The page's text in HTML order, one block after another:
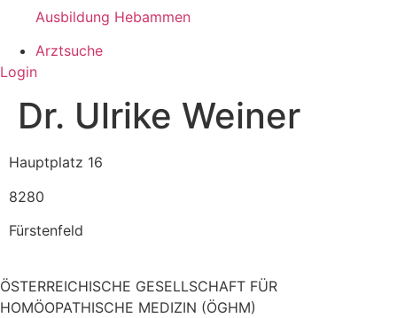
Ausbildung Hebammen
Arztsuche
Login
Dr. Ulrike Weiner
Hauptplatz 16
8280
Fürstenfeld
ÖSTERREICHISCHE GESELLSCHAFT FÜR
HOMÖOPATHISCHE MEDIZIN (ÖGHM)